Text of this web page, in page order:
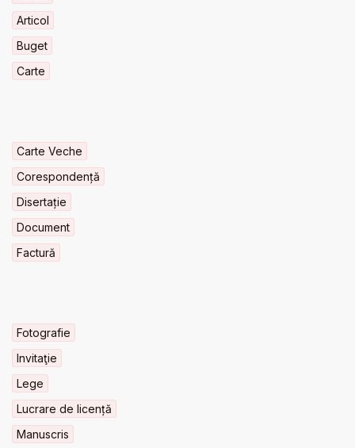
Articol
Buget
Carte
Carte Veche
Corespondență
Disertație
Document
Factură
Fotografie
Invitaţie
Lege
Lucrare de licență
Manuscris